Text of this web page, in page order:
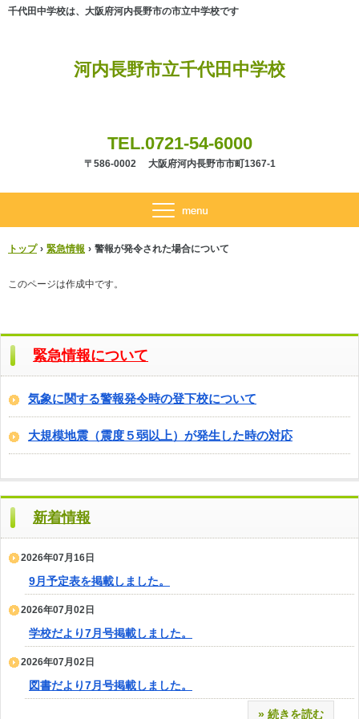
河内長野市立千代田中学校
千代田中学校は、大阪府河内長野市の市立中学校です
TEL.0721-54-6000
〒586-0002 大阪府河内長野市市町1367-1
トップ › 緊急情報 › 警報が発令された場合について
このページは作成中です。
緊急情報について
気象に関する警報発令時の登下校について
大規模地震（震度５弱以上）が発生した時の対応
新着情報
2026年07月16日
9月予定表を掲載しました。
2026年07月02日
学校だより7月号掲載しました。
2026年07月02日
図書だより7月号掲載しました。
» 続きを読む